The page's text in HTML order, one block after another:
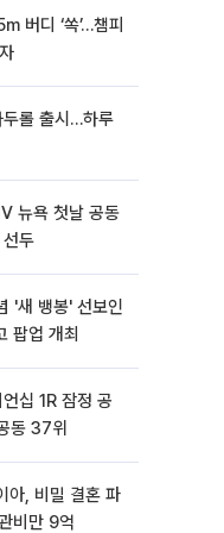
버디 ‘쏙’…챔피
롤 출시…하루
뉴욕 첫날 공동
두
'새 뱅봉' 선보인
팝업 개최
십 1R 잠정 공
동 37위
아, 비밀 결혼 파
비만 9억